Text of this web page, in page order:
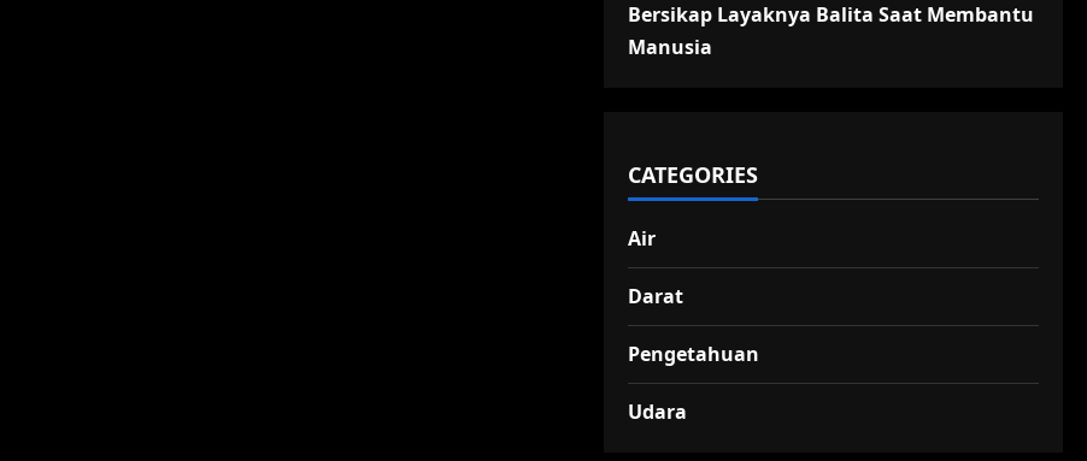
Bersikap Layaknya Balita Saat Membantu
Manusia
CATEGORIES
Air
Darat
Pengetahuan
Udara